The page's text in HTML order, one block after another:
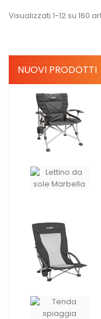
NUOVI PRODOTTI
Visualizzati 1-12 su 160